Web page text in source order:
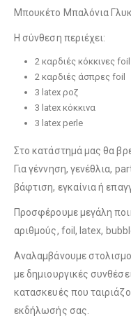
Λούτρινο Ροζ 35εκ
Λούτρινο Γαλάζιο 45εκ
Λούτρινο Ροζ 45εκ
Λούτρινο Μπεζ 45εκ
Λούτρινο Μπεζ 35εκ
Λούτρινο Κόκκινο 35εκ
Λούτρινο Λευκό 35εκ
Λούτρινο Γαλάζιο 35εκ
Λούτρινο Ροζ 35εκ
Μπουκέτο Μπαλόνια
Η σύνθεση περιέχει:
2 καρδιές κόκκινες foil
2 καρδιές άσπρες foil
3 latex ροζ
3 latex κόκκινα
3 latex perle
Στο κατάστημά μας θα
Για γέννηση, γενέθλια,
βάφτιση, εγκαίνια ή
Προσφέρουμε μεγάλη
αριθμούς, foil, latex,
Αναλαμβάνουμε
με δημιουργικές
κατασκευές που
εκδήλωσής σας.